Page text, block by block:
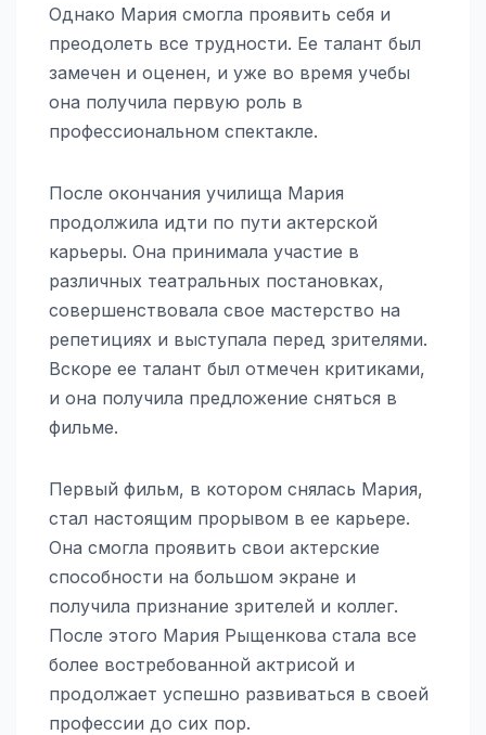
Однако Мария смогла проявить себя и
преодолеть все трудности. Ее талант был
замечен и оценен, и уже во время учебы
она получила первую роль в
профессиональном спектакле.
После окончания училища Мария
продолжила идти по пути актерской
карьеры. Она принимала участие в
различных театральных постановках,
совершенствовала свое мастерство на
репетициях и выступала перед зрителями.
Вскоре ее талант был отмечен критиками,
и она получила предложение сняться в
фильме.
Первый фильм, в котором снялась Мария,
стал настоящим прорывом в ее карьере.
Она смогла проявить свои актерские
способности на большом экране и
получила признание зрителей и коллег.
После этого Мария Рыщенкова стала все
более востребованной актрисой и
продолжает успешно развиваться в своей
профессии до сих пор.